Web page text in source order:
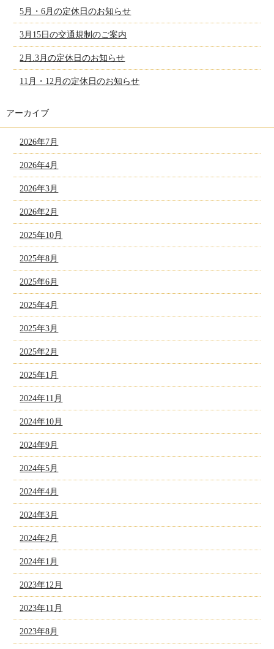
5月・6月の定休日のお知らせ
3月15日の交通規制のご案内
2月.3月の定休日のお知らせ
11月・12月の定休日のお知らせ
アーカイブ
2026年7月
2026年4月
2026年3月
2026年2月
2025年10月
2025年8月
2025年6月
2025年4月
2025年3月
2025年2月
2025年1月
2024年11月
2024年10月
2024年9月
2024年5月
2024年4月
2024年3月
2024年2月
2024年1月
2023年12月
2023年11月
2023年8月